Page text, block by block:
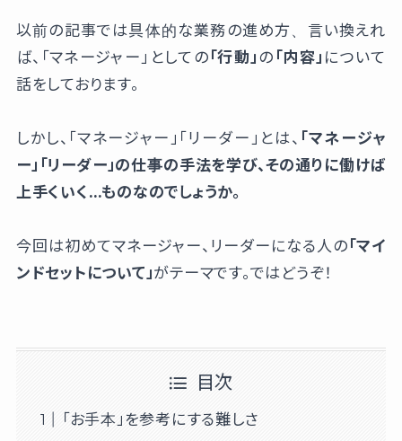
以前の記事では具体的な業務の進め方、言い換えれ
ば、「マネージャー」としての 「行動」 の 「内容」 について
話をしております。
しかし、「マネージャー」「リーダー」とは、 「マネージャ
ー」「リーダー」の仕事の手法を学び、その通りに働けば
上手くいく…ものなのでしょうか。
今回は初めてマネージャー、リーダーになる人の 「マイ
ンドセットについて」がテーマです。ではどうぞ！
目次
「お手本」を参考にする難しさ